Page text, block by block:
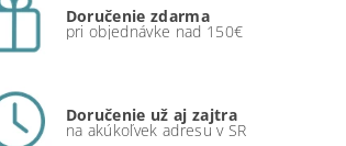
Doručenie zdarma
pri objednávke nad 150€
Doručenie už aj zajtra
na akúkoľvek adresu v SR